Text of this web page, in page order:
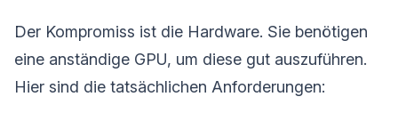
Der Kompromiss ist die Hardware. Sie benötigen
eine anständige GPU, um diese gut auszuführen.
Hier sind die tatsächlichen Anforderungen: